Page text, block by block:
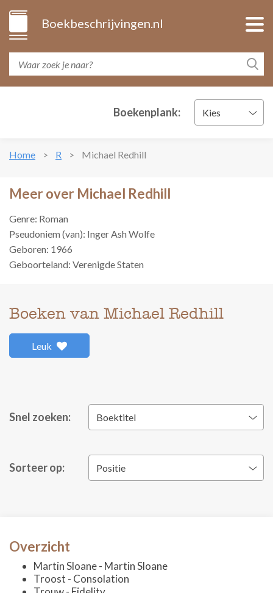
Boekbeschrijvingen.nl
Boekenplank: Kies
Home R Michael Redhill
Meer over Michael Redhill
Genre: Roman
Pseudoniem (van): Inger Ash Wolfe
Geboren: 1966
Geboorteland: Verenigde Staten
Boeken van Michael Redhill
Leuk
Snel zoeken: Boektitel
Sorteer op: Positie
Overzicht
Martin Sloane - Martin Sloane
Troost - Consolation